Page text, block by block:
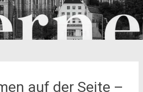
auf der Seite –